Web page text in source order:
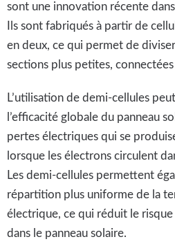
sont une innovation récente
Ils sont fabriqués à partir de
en deux, ce qui permet de
sections plus petites, connectées
L’utilisation de demi-cellules
l’efficacité globale du panneau
pertes électriques qui se
lorsque les électrons circulent
Les demi-cellules permettent
répartition plus uniforme de la
électrique, ce qui réduit le
dans le panneau solaire.